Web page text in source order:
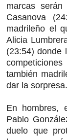
marcas
Casanova
madrileño el
Alicia
(23:54) donde
también
dar la sorpresa.
En hombres,
Pablo
duelo que